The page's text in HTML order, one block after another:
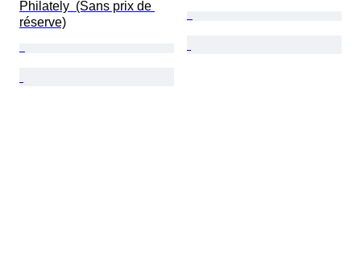
Philately  (Sans prix de
réserve)